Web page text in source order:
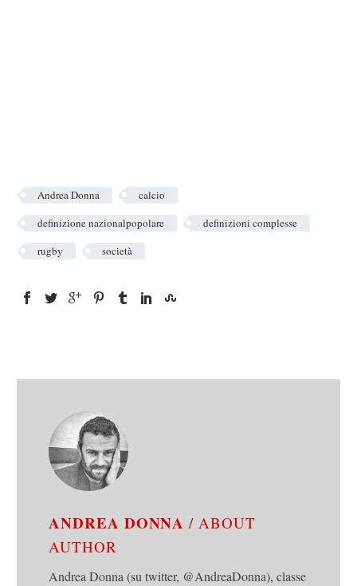
Andrea Donna
calcio
definizione nazionalpopolare
definizioni complesse
rugby
società
ANDREA DONNA/ ABOUT
AUTHOR
Andrea Donna (su twitter, @AndreaDonna), classe